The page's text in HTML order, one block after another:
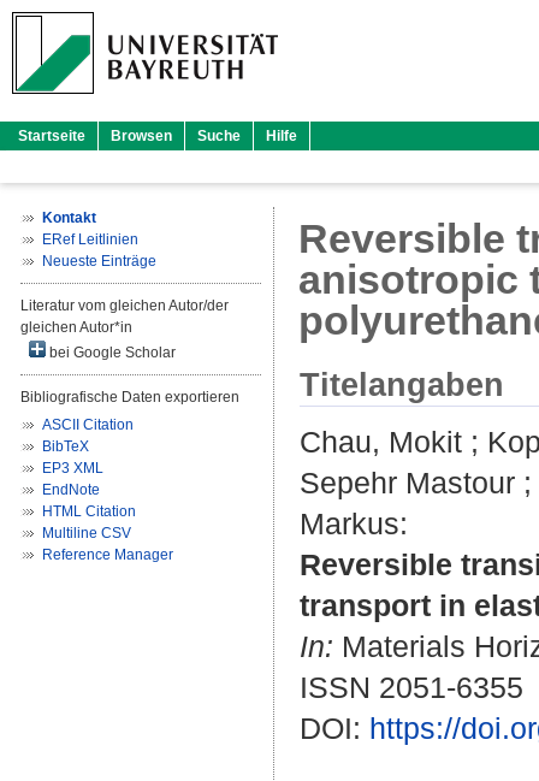
Startseite Browsen Suche Hilfe
Kontakt
ERef Leitlinien
Neueste Einträge
Literatur vom gleichen Autor/der
gleichen Autor*in
bei Google Scholar
Bibliografische Daten exportieren
ASCII Citation
BibTeX
EP3 XML
EndNote
HTML Citation
Multiline CSV
Reference Manager
Reversible
anisotropic
Titelangaben
Chau, Mokit ;
Sepehr Mastour ;
Markus:
Reversible
transport in
In: Materials
ISSN 2051-6355
DOI: https://